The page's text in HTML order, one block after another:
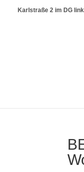
Karlstraße 2 im DG